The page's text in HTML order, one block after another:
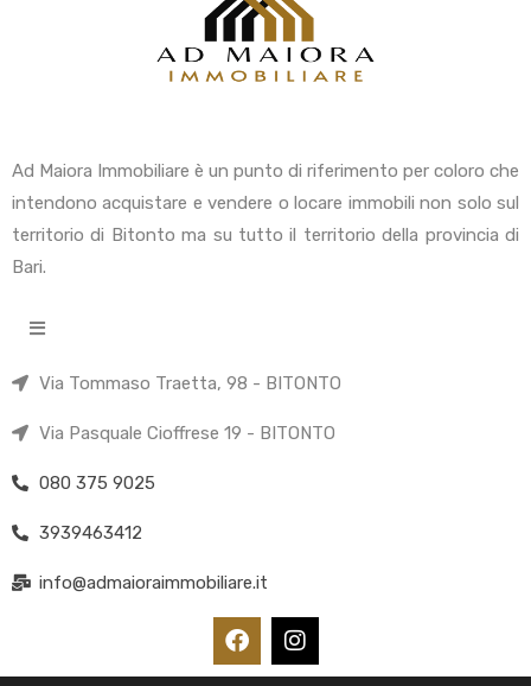
Ad Maiora Immobiliare è un punto di riferimento per coloro che
intendono acquistare e vendere o locare immobili non solo sul
territorio di Bitonto ma su tutto il territorio della provincia di
Bari.
Via Tommaso Traetta, 98 - BITONTO
Via Pasquale Cioffrese 19 - BITONTO
080 375 9025
3939463412
info@admaioraimmobiliare.it